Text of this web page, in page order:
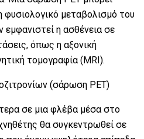
φυσιολογικό μεταβολισμό του
εμφανιστεί η ασθένεια σε
όπως η αξονική
τομογραφία (MRI).
σε μια φλέβα μέσα στο
θα συγκεντρωθεί σε